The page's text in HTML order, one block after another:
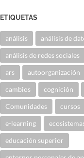
ETIQUETAS
análisis análisis de
análisis de redes sociales
ars autoorganización
cambios cognición
Comunidades cursos
e-learning
educación superior